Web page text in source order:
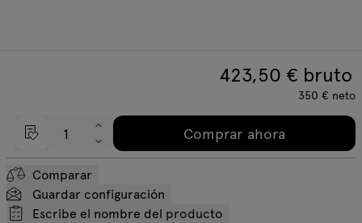
423,50 € bruto
350 € neto
Comprar ahora
Comparar
Guardar configuración
Escribe el nombre del producto